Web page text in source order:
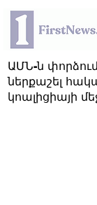
ԱՄՆ-ն
ներքաշել
կոալիցիայի